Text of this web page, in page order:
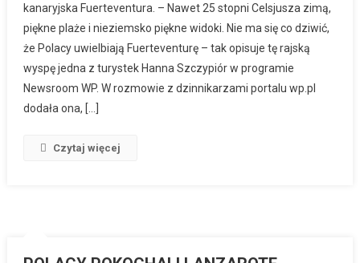
kanaryjska Fuerteventura. – Nawet 25 stopni Celsjusza zimą,
piękne plaże i nieziemsko piękne widoki. Nie ma się co dziwić,
że Polacy uwielbiają Fuerteventurę – tak opisuje tę rajską
wyspę jedna z turystek Hanna Szczypiór w programie
Newsroom WP. W rozmowie z dzinnikarzami portalu wp.pl
dodała ona, […]
Czytaj więcej